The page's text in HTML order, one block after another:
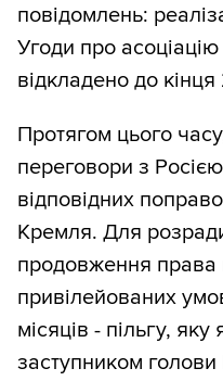
повідомлень:
Угоди про
відкладено до
Протягом цього
переговори з
відповідних
Кремля. Для
продовження права
привілейованих
місяців - пільгу,
заступником голови